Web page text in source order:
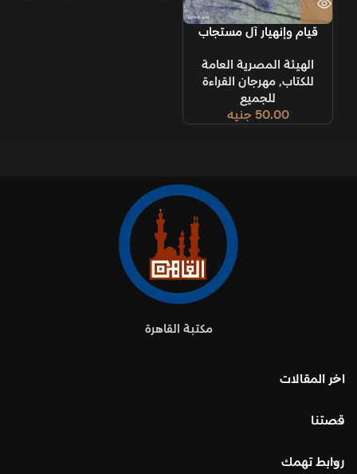
قيام وإنهيار آل مستجاب
الهيئة المصرية العامة
للكتاب,مهرجان القراءة
للجميع
50.00 جنيه
مكتبة القاهرة
اخر المقالات
قصتنا
روابط تهمك